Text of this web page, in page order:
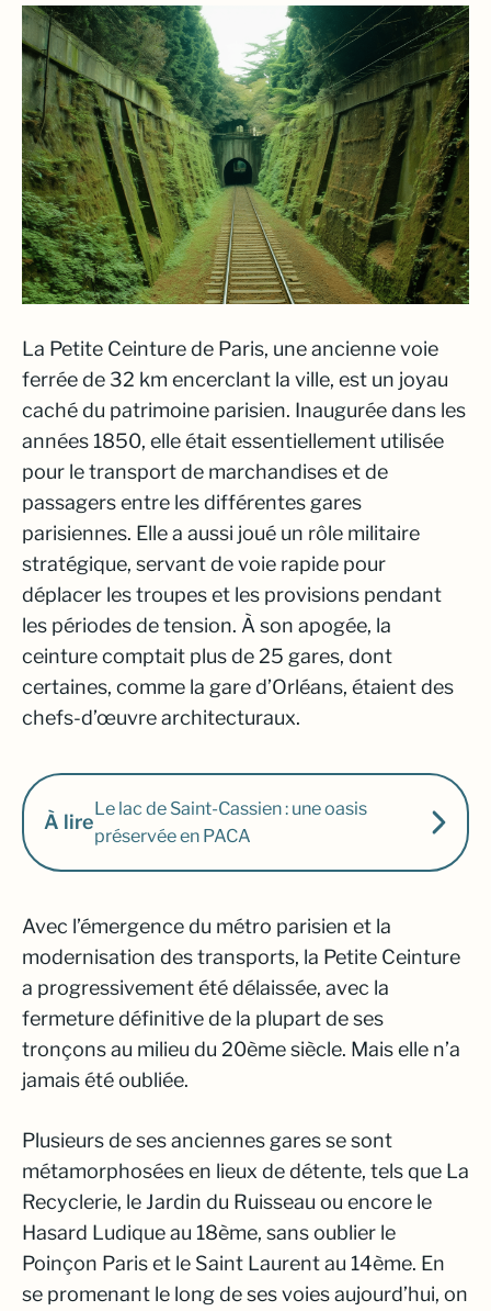
La Petite Ceinture de Paris, une ancienne voie
ferrée de 32 km encerclant la ville, est un joyau
caché du patrimoine parisien. Inaugurée dans les
années 1850, elle était essentiellement utilisée
pour le transport de marchandises et de
passagers entre les différentes gares
parisiennes. Elle a aussi joué un rôle militaire
stratégique, servant de voie rapide pour
déplacer les troupes et les provisions pendant
les périodes de tension. À son apogée, la
ceinture comptait plus de 25 gares, dont
certaines, comme la gare d’Orléans, étaient des
chefs-d’œuvre architecturaux.
À lire
Le lac de Saint-Cassien : une oasis
préservée en PACA
Avec l’émergence du métro parisien et la
modernisation des transports, la Petite Ceinture
a progressivement été délaissée, avec la
fermeture définitive de la plupart de ses
tronçons au milieu du 20ème siècle. Mais elle n’a
jamais été oubliée.
Plusieurs de ses anciennes gares se sont
métamorphosées en lieux de détente, tels que La
Recyclerie, le Jardin du Ruisseau ou encore le
Hasard Ludique au 18ème, sans oublier le
Poinçon Paris et le Saint Laurent au 14ème. En
se promenant le long de ses voies aujourd’hui, on